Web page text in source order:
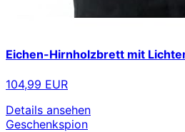
Eichen-Hirnholzbrett mit
104,99 EUR
Details ansehen
Geschenkspion